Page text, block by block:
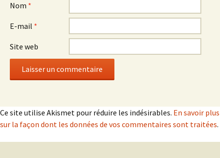
Nom *
E-mail *
Site web
Ce site utilise Akismet pour réduire les indésirables. En savoir plus
sur la façon dont les données de vos commentaires sont traitées.